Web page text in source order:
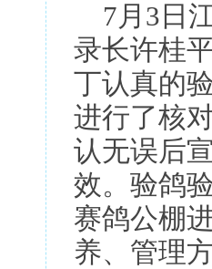
7月3日
录长许桂
丁认真的
进行了核
认无误后
效。验鸽
赛鸽公棚
养、管理